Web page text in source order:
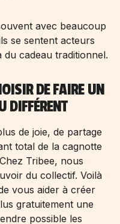
avec beaucoup
se sentent acteurs
cadeau traditionnel.
DE FAIRE UN
DIFFÉRENT
de joie, de partage
total de la cagnotte
Tribee, nous
du collectif. Voilà
vous aider à créer
gratuitement une
possible les